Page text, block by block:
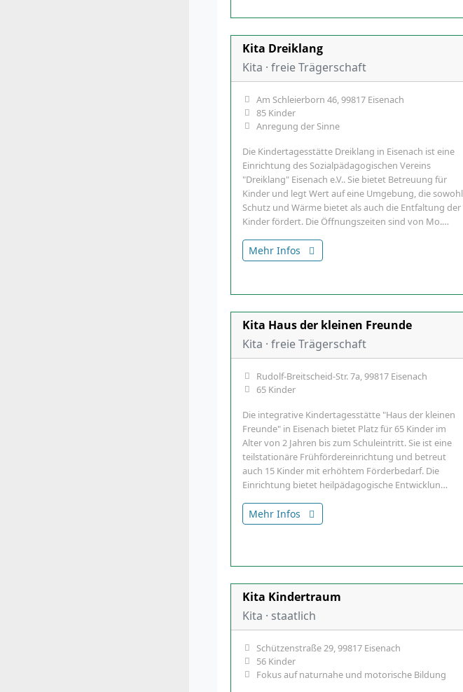
Kita Dreiklang
Kita · freie Trägerschaft
Am Schleierborn 46, 99817 Eisenach
85 Kinder
Anregung der Sinne
Die Kindertagesstätte Dreiklang in Eisenach ist eine
Einrichtung des Sozialpädagogischen Vereins
"Dreiklang" Eisenach e.V.. Sie bietet Betreuung für
Kinder und legt Wert auf eine Umgebung, die sowohl
Schutz und Wärme bietet als auch die Entfaltung der
Kinder fördert. Die Öffnungszeiten sind von Mo.…
Mehr Infos
Kita Haus der kleinen Freunde
Kita · freie Trägerschaft
Rudolf-Breitscheid-Str. 7a, 99817 Eisenach
65 Kinder
Die integrative Kindertagesstätte "Haus der kleinen
Freunde" in Eisenach bietet Platz für 65 Kinder im
Alter von 2 Jahren bis zum Schuleintritt. Sie ist eine
teilstationäre Frühfördereinrichtung und betreut
auch 15 Kinder mit erhöhtem Förderbedarf. Die
Einrichtung bietet heilpädagogische Entwicklun…
Mehr Infos
Kita Kindertraum
Kita · staatlich
Schützenstraße 29, 99817 Eisenach
56 Kinder
Fokus auf naturnahe und motorische Bildung